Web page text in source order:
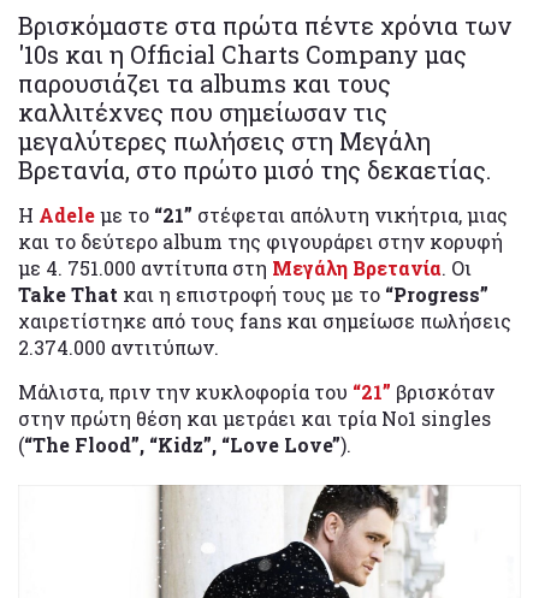
Βρισκόμαστε στα πρώτα πέντε χρόνια των
'10s και η Official Charts Company μας
παρουσιάζει τα albums και τους
καλλιτέχνες που σημείωσαν τις
μεγαλύτερες πωλήσεις στη Μεγάλη
Βρετανία, στο πρώτο μισό της δεκαετίας.
Η Adeleμε το “21” στέφεται απόλυτη νικήτρια, μιας
και το δεύτερο album της φιγουράρει στην κορυφή
με 4. 751.000 αντίτυπα στη Μεγάλη Βρετανία. Οι
Take That και η επιστροφή τους με το “Progress”
χαιρετίστηκε από τους fans και σημείωσε πωλήσεις
2.374.000 αντιτύπων.
Μάλιστα, πριν την κυκλοφορία του “21” βρισκόταν
στην πρώτη θέση και μετράει και τρία No1 singles
(“The Flood”, “Kidz”, “Love Love”).